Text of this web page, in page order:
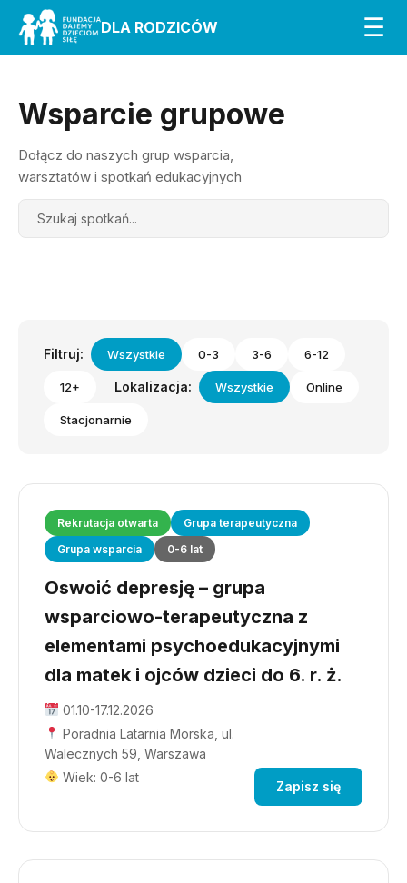
DLA RODZICÓW ☰
Wsparcie grupowe
Dołącz do naszych grup wsparcia,
warsztatów i spotkań edukacyjnych
Search
Filtruj: Wszystkie 0-3 3-6 6-12
12+ Lokalizacja: Wszystkie Online
Stacjonarnie
Rekrutacja otwarta
Grupa terapeutyczna
Grupa wsparcia
0-6 lat
Oswoić depresję – grupa
wsparciowo-terapeutyczna z
elementami psychoedukacyjnymi
dla matek i ojców dzieci do 6. r. ż.
01.10-17.12.2026
Poradnia Latarnia Morska, ul.
Walecznych 59, Warszawa
Wiek: 0-6 lat
Zapisz się